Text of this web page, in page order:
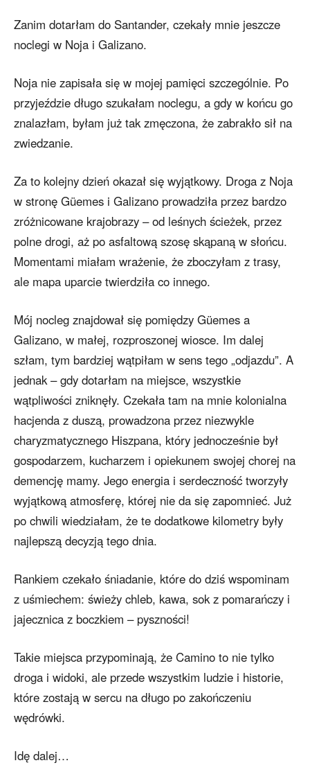
Zanim dotarłam do Santander, czekały mnie jeszcze
noclegi w Noja i Galizano.
Noja nie zapisała się w mojej pamięci szczególnie. Po
przyjeździe długo szukałam noclegu, a gdy w końcu go
znalazłam, byłam już tak zmęczona, że zabrakło sił na
zwiedzanie.
Za to kolejny dzień okazał się wyjątkowy. Droga z Noja
w stronę Güemes i Galizano prowadziła przez bardzo
zróżnicowane krajobrazy – od leśnych ścieżek, przez
polne drogi, aż po asfaltową szosę skąpaną w słońcu.
Momentami miałam wrażenie, że zboczyłam z trasy,
ale mapa uparcie twierdziła co innego.
Mój nocleg znajdował się pomiędzy Güemes a
Galizano, w małej, rozproszonej wiosce. Im dalej
szłam, tym bardziej wątpiłam w sens tego „odjazdu”. A
jednak – gdy dotarłam na miejsce, wszystkie
wątpliwości zniknęły. Czekała tam na mnie kolonialna
hacjenda z duszą, prowadzona przez niezwykle
charyzmatycznego Hiszpana, który jednocześnie był
gospodarzem, kucharzem i opiekunem swojej chorej na
demencję mamy. Jego energia i serdeczność tworzyły
wyjątkową atmosferę, której nie da się zapomnieć. Już
po chwili wiedziałam, że te dodatkowe kilometry były
najlepszą decyzją tego dnia.
Rankiem czekało śniadanie, które do dziś wspominam
z uśmiechem: świeży chleb, kawa, sok z pomarańczy i
jajecznica z boczkiem – pyszności!
Takie miejsca przypominają, że Camino to nie tylko
droga i widoki, ale przede wszystkim ludzie i historie,
które zostają w sercu na długo po zakończeniu
wędrówki.
Idę dalej…